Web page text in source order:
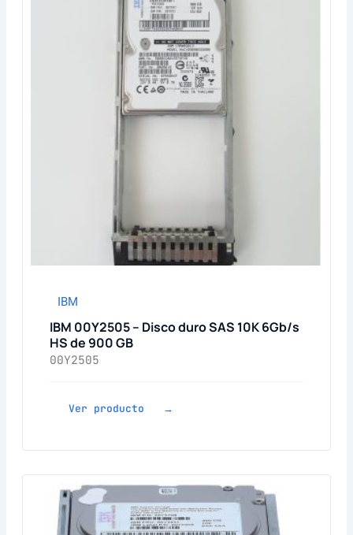
IBM
IBM 00Y2505 – Disco duro SAS 10K 6Gb/s
HS de 900 GB
00Y2505
Ver producto →